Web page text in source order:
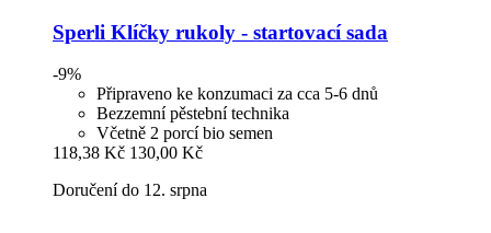
Sperli Klíčky rukoly -​ startovací sada
-9%
Připraveno ke konzumaci za cca 5-6 dnů
Bezzemní pěstební technika
Včetně 2 porcí bio semen
118,38 Kč 130,00 Kč
Doručení do 12. srpna